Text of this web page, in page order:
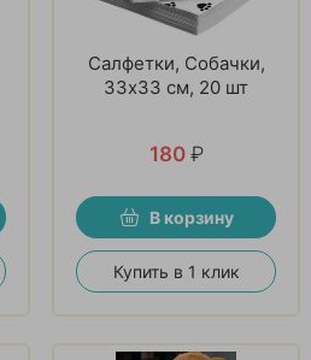
Салфетки, Собачки,
33х33 см, 20 шт
180 ₽
В корзину
Купить в 1 клик